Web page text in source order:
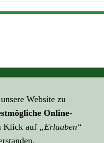
Website zu
Online-
Klick auf „Erlauben“